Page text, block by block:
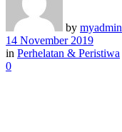
by myadmin
14 November 2019
in Perhelatan & Peristiwa
0